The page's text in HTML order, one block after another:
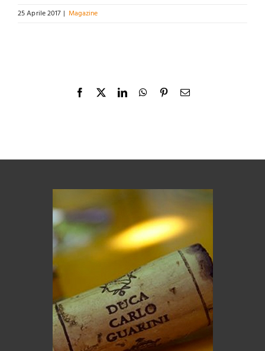
25 Aprile 2017 | Magazine
Facebook
X LinkedInWhatsApp
PinterestEmail